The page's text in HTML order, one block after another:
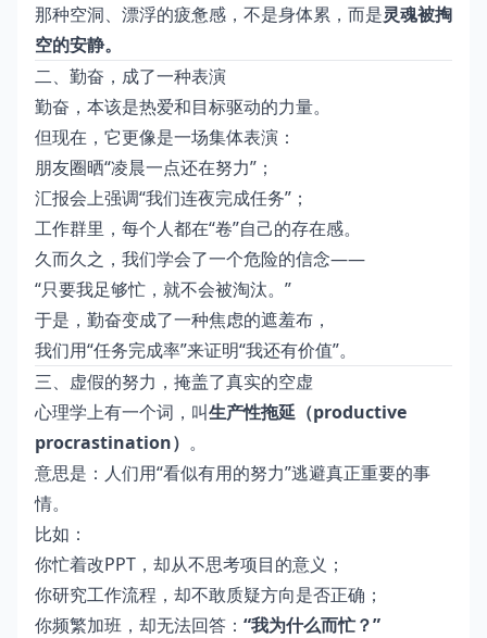
那种空洞、漂浮的疲惫感，不是身体累，而是灵魂被掏
空的安静。
二、勤奋，成了一种表演
勤奋，本该是热爱和目标驱动的力量。
但现在，它更像是一场集体表演：
朋友圈晒“凌晨一点还在努力”；
汇报会上强调“我们连夜完成任务”；
工作群里，每个人都在“卷”自己的存在感。
久而久之，我们学会了一个危险的信念——
“只要我足够忙，就不会被淘汰。”
于是，勤奋变成了一种焦虑的遮羞布，
我们用“任务完成率”来证明“我还有价值”。
三、虚假的努力，掩盖了真实的空虚
心理学上有一个词，叫生产性拖延（productive
procrastination） 。
意思是：人们用“看似有用的努力”逃避真正重要的事
情。
比如：
你忙着改PPT，却从不思考项目的意义；
你研究工作流程，却不敢质疑方向是否正确；
你频繁加班，却无法回答： “我为什么而忙？”